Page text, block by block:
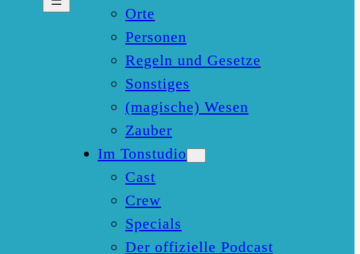
Orte
Personen
Regeln und Gesetze
Sonstiges
(magische) Wesen
Zauber
Im Tonstudio
Cast
Crew
Specials
Der offizielle Podcast